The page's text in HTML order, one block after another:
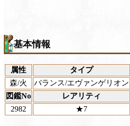
基本情報
属性 タイプ
森/火
バランス/エヴァンゲリオン
図鑑No
レアリティ
2982
★7